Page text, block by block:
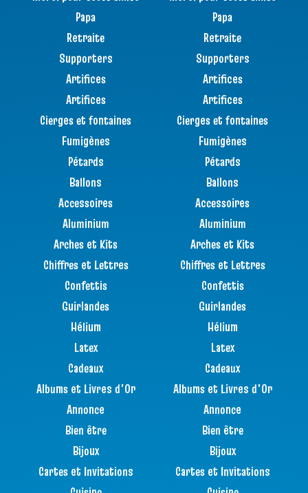
Papa
Retraite
Supporters
Artifices
Artifices
Cierges et fontaines
Fumigènes
Pétards
Ballons
Accessoires
Aluminium
Arches et Kits
Chiffres et Lettres
Confettis
Guirlandes
Hélium
Latex
Cadeaux
Albums et Livres d'Or
Annonce
Bien être
Bijoux
Cartes et Invitations
Papa
Retraite
Supporters
Artifices
Artifices
Cierges et fontaines
Fumigènes
Pétards
Ballons
Accessoires
Aluminium
Arches et Kits
Chiffres et Lettres
Confettis
Guirlandes
Hélium
Latex
Cadeaux
Albums et Livres d'Or
Annonce
Bien être
Bijoux
Cartes et Invitations